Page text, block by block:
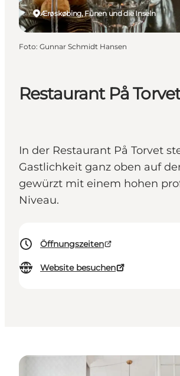
Restaurant På
In der Restaurant På Torvet
Gastlichkeit ganz oben auf
gewürzt mit einem hohen
Niveau.
Öffnungszeiten
Website besuchen
Ærøskøbing, Fünen und die Inseln
Foto: Gunnar Schmidt Hansen